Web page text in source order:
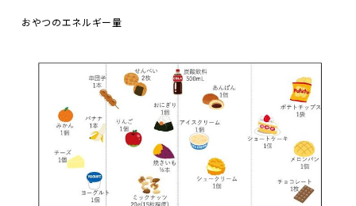
おやつのエネルギー量